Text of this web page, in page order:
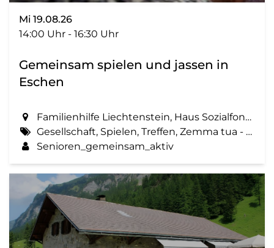
Mi 19.08.26
14:00 Uhr - 16:30 Uhr
Gemeinsam spielen und jassen in
Eschen
Familienhilfe Liechtenstein, Haus Sozialfonds, St. Martinsring 73 in Eschen
Gesellschaft, Spielen, Treffen, Zemma tua - Senioren gemeinsam aktiv
Senioren_gemeinsam_aktiv